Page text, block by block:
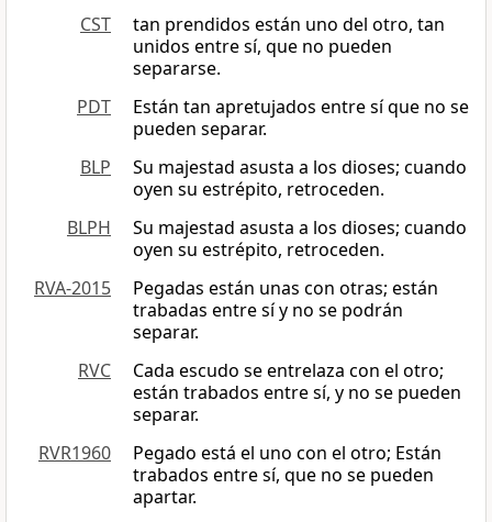
CST
tan prendidos están uno del otro, tan
unidos entre sí, que no pueden
separarse.
PDT
Están tan apretujados entre sí que no se
pueden separar.
BLP
Su majestad asusta a los dioses; cuando
oyen su estrépito, retroceden.
BLPH
Su majestad asusta a los dioses; cuando
oyen su estrépito, retroceden.
RVA-2015
Pegadas están unas con otras; están
trabadas entre sí y no se podrán
separar.
RVC
Cada escudo se entrelaza con el otro;
están trabados entre sí, y no se pueden
separar.
RVR1960
Pegado está el uno con el otro; Están
trabados entre sí, que no se pueden
apartar.